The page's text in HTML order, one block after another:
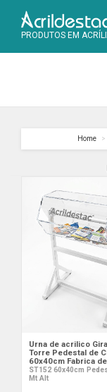
PRODUTOS EM
Home
Urna de acrilico
Torre Pedestal de
60x40cm Fabrica
ST152 60x40cm
Mt Alt